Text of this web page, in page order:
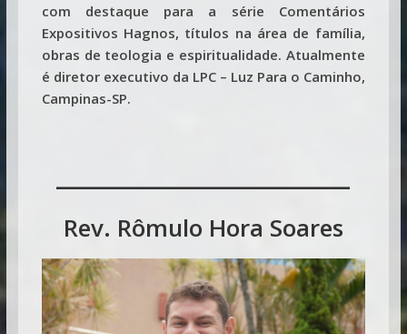
com destaque para a série Comentários
Expositivos Hagnos, títulos na área de família,
obras de teologia e espiritualidade. Atualmente
é diretor executivo da LPC – Luz Para o Caminho,
Campinas-SP.
Rev. Rômulo Hora Soares